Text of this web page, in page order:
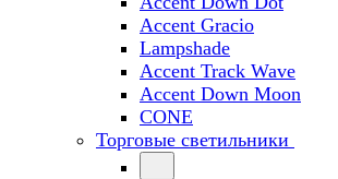
Accent Gracio
Lampshade
Accent Track Wave
Accent Down Moon
CONE
Торговые светильники